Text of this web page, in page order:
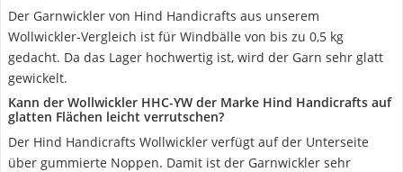
Der Garnwickler von Hind Handicrafts aus unserem
Wollwickler-Vergleich ist für Windbälle von bis zu 0,5 kg
gedacht. Da das Lager hochwertig ist, wird der Garn sehr glatt
gewickelt.
Kann der Wollwickler HHC-YW der Marke Hind Handicrafts auf
glatten Flächen leicht verrutschen?
Der Hind Handicrafts Wollwickler verfügt auf der Unterseite
über gummierte Noppen. Damit ist der Garnwickler sehr